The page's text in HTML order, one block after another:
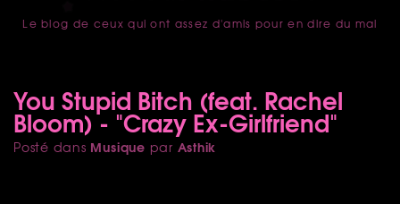
accueil
Le blog de ceux qui ont assez d'amis pour en dire du mal
You Stupid Bitch (feat. Rachel
Bloom) - "Crazy Ex-Girlfriend"
Posté dans Musique par Asthik